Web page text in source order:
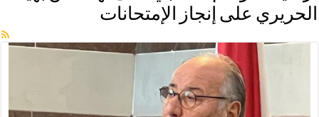
الحريري على إنجاز الإمتحانات